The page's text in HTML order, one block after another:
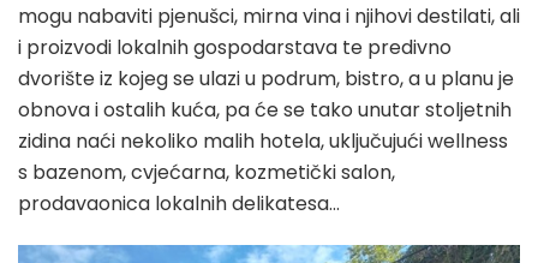
mogu nabaviti pjenušci, mirna vina i njihovi destilati, ali
i proizvodi lokalnih gospodarstava te predivno
dvorište iz kojeg se ulazi u podrum, bistro, a u planu je
obnova i ostalih kuća, pa će se tako unutar stoljetnih
zidina naći nekoliko malih hotela, uključujući wellness
s bazenom, cvjećarna, kozmetički salon,
prodavaonica lokalnih delikatesa…